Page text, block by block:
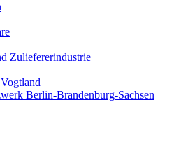
Zuliefererindustrie
Berlin-Brandenburg-Sachsen